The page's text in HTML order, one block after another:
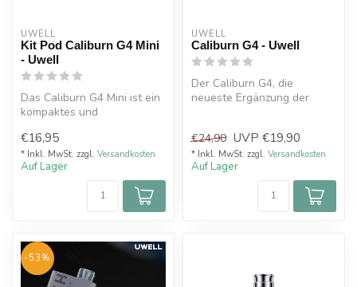
UWELL
Kit Pod Caliburn G4 Mini
- Uwell
Das Caliburn G4 Mini ist ein
kompaktes und
System, das als ...
€16,95
* Inkl. MwSt. zzgl. Versandkosten
Auf Lager
UWELL
Caliburn G4 - Uwell
Der Caliburn G4, die
neueste Ergänzung der
€24,90 UVP €19,90
* Inkl. MwSt. zzgl. Versandkosten
Auf Lager
-53%